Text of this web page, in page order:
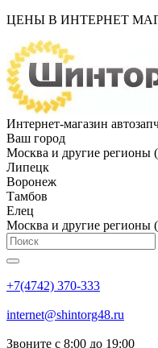
ЦЕНЫ В ИНТЕРНЕТ
Интернет-магазин
Ваш город
Москва и другие регионы
Липецк
Воронеж
Тамбов
Елец
Москва и другие регионы
+7(4742) 370-333
internet@shintorg48.ru
Звоните с 8:00 до 19:00